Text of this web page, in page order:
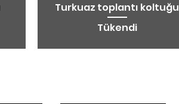
Turkuaz toplantı koltuğu
Tükendi